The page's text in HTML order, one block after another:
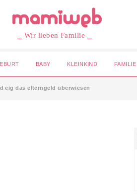
⎯ Wir lieben Familie ⎯
BABY KLEINKIND FAMILIE
eig das elterngeld überwiesen